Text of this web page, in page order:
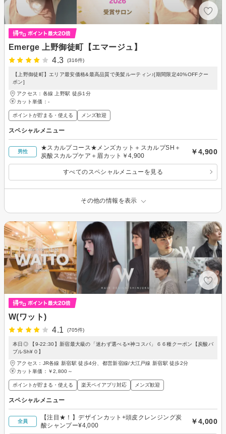
Emerge 上野御徒町【エマージュ】
4.3
(316件)
【上野御徒町】エリア最安価格&最高品質で美髪ルーティン♪[期間限定40%OFFクー
ポン]
アクセス：各線 上野駅 徒歩1分
カット単価： -
ポイントが貯まる・使える メンズ歓迎
スペシャルメニュー
男性
★スカルプコース★メンズカット＋スカルプSH＋
炭酸スカルプケア＋眉カット￥4,900
￥4,900
すべてのスペシャルメニューを見る
その他の情報を表示
W(ワット)
4.1
(705件)
本日◎ 【9-22:30】新宿最大級の「迷わず選べる×神コスパ」６６種クーポン【炭酸バ
ブルSh¥０】
アクセス：JR各線 新宿駅 徒歩4分、都営新宿線/大江戸線 新宿駅 徒歩2分
カット単価： ￥2,800～
ポイントが貯まる・使える 楽天ペイアプリ対応 メンズ歓迎
スペシャルメニュー
全員
【注目★！】デザインカット+頭皮クレンジング炭
酸シャンプー¥4,000
￥4,000